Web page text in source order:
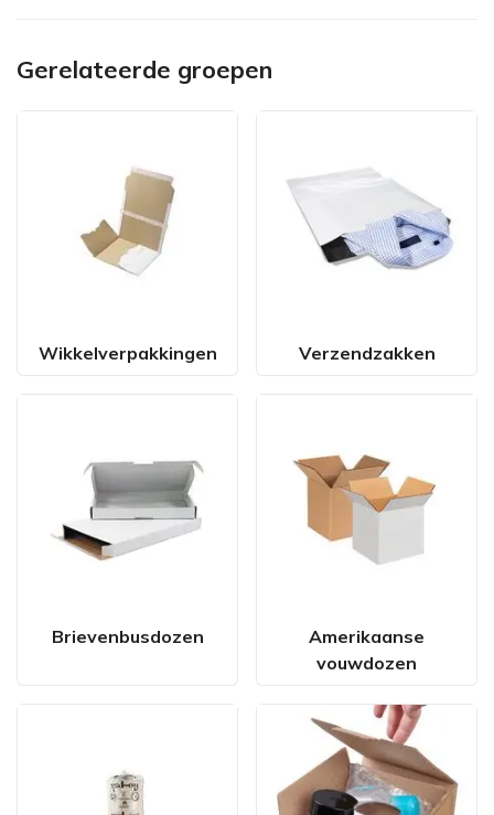
Gerelateerde groepen
Wikkelverpakkingen Verzendzakken
Brievenbusdozen
Amerikaanse
vouwdozen